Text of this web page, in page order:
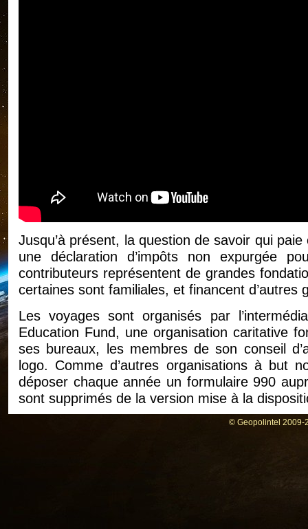
Jusqu’à présent, la question de savoir qui
une déclaration d’impôts non expurgée
contributeurs représentent de grandes
certaines sont familiales, et financent d’autres
Les voyages sont organisés par
Education Fund, une organisation caritative
ses bureaux, les membres de son conseil
logo. Comme d’autres organisations à but
déposer chaque année un formulaire 990
sont supprimés de la version mise à la
Selon la déclaration de revenus 2019 non
© Geopolintel 2009-